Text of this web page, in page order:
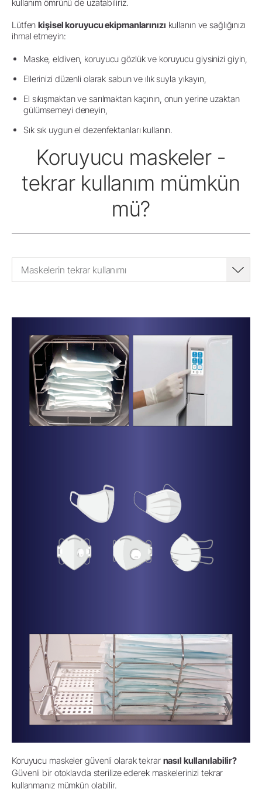
kullanım ömrünü de uzatabiliriz.
Lütfenkişisel koruyucu ekipmanlarınızı kullanın ve sağlığınızı
ihmal etmeyin:
Maske, eldiven, koruyucu gözlük ve koruyucu giysinizi giyin,
Ellerinizi düzenli olarak sabun ve ılık suyla yıkayın,
El sıkışmaktan ve sarılmaktan kaçının, onun yerine uzaktan
gülümsemeyi deneyin,
Sık sık uygun el dezenfektanları kullanın.
Koruyucu maskeler -
tekrar kullanım mümkün
mü?
Maskelerin tekrar kullanımı
Koruyucu maskeler güvenli olarak tekrar nasıl kullanılabilir?
Güvenli bir otoklavda sterilize ederek maskelerinizi tekrar
kullanmanız mümkün olabilir.